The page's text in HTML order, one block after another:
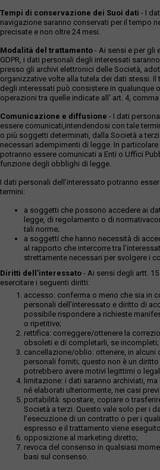
Tempi di conservazione dei Suoi dati - I
navigazione saranno conservati per il tempo
precisate e non oltre 24 mesi.
Modalità del trattamento - Ai sensi e per gli
GDPR, i dati personali degli interessati
presso gli archivi elettronici delle Società,
organizzative volte alla tutela dei dati stessi.
degli interessati può consistere in qualunque
operazioni tra quelle indicate all' art. 4, comma
Comunicazione e diffusione - I dati
essere comunicati,intendendosi con tale
o più soggetti determinati, dalla Società a
necessari adempimenti di legge. In
potranno essere comunicati a Enti o Uffici
funzione degli obblighi di legge.
I dati personali dell’interessato potranno
termini:
a soggetti che possono accedere ai
legge, di regolamento o di
tali norme;
a soggetti che hanno necessità di
al rapporto che intercorre tra
strettamente necessari per svolgere i
Diritti dell’interessato - Ai sensi degli artt. 15
esercitare i seguenti diritti:
accesso: conferma o meno che sia in
personali dell’interessato e diritto di
possibile rispondere a richieste
o ripetitive;
rettifica: correggere/ottenere la
obsoleti e di completarli, se incompleti;
cancellazione/oblio: ottenere, in alcuni
personali forniti; questo non è un
potrebbero avere motivi legittimi o
limitazione: i dati saranno archiviati,
né elaborati ulteriormente, nei casi
portabilità: spostare, copiare o
Società a terzi. Questo vale solo per i
l’esecuzione di un contratto o per i
espresso e il trattamento viene
opposizione al marketing diretto;
revoca del consenso in qualsiasi
basi sul consenso.